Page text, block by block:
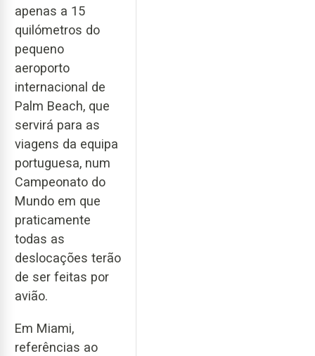
apenas a 15
quilómetros do
pequeno
aeroporto
internacional de
Palm Beach, que
servirá para as
viagens da equipa
portuguesa, num
Campeonato do
Mundo em que
praticamente
todas as
deslocações terão
de ser feitas por
avião.
Em Miami,
referências ao